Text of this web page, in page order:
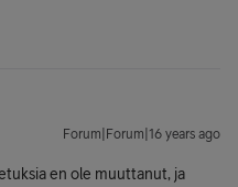
Forum|Forum|16 years ago
en ole muuttanut, ja